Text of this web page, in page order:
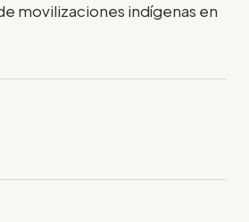
movilizaciones indígenas en